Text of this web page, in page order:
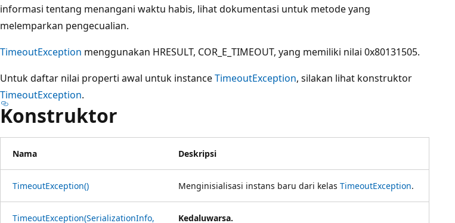
informasi tentang menangani waktu habis, lihat dokumentasi untuk metode yang
melemparkan pengecualian.
TimeoutException menggunakan HRESULT, COR_E_TIMEOUT, yang memiliki nilai 0x80131505.
Untuk daftar nilai properti awal untuk instanceTimeoutException, silakan lihat konstruktor
TimeoutException.
Konstruktor
Nama Deskripsi
TimeoutException() Menginisialisasi instans baru dari kelas TimeoutException.
TimeoutException(SerializationInfo,
Kedaluwarsa.